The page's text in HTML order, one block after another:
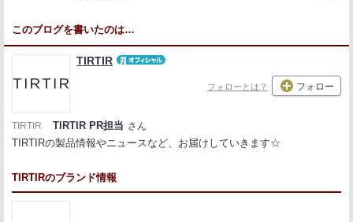
このブログを書いたのは…
TIRTIR
フォローとは？ フォロー
TIRTIR TIRTIR PR担当 さん
TIRTIRの製品情報やニュースなど、お届けしていきます☆
TIRTIRのブランド情報